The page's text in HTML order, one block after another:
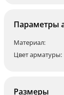
Параметры
Материал:
Цвет арматуры:
Размеры